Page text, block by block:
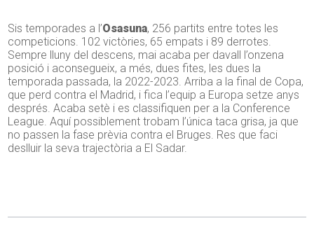
Sis temporades a l’Osasuna, 256 partits entre totes les
competicions. 102 victòries, 65 empats i 89 derrotes.
Sempre lluny del descens, mai acaba per davall l’onzena
posició i aconsegueix, a més, dues fites, les dues la
temporada passada, la 2022-2023. Arriba a la final de Copa,
que perd contra el Madrid, i fica l’equip a Europa setze anys
després. Acaba setè i es classifiquen per a la Conference
League. Aquí possiblement trobam l’única taca grisa, ja que
no passen la fase prèvia contra el Bruges. Res que faci
deslluir la seva trajectòria a El Sadar.